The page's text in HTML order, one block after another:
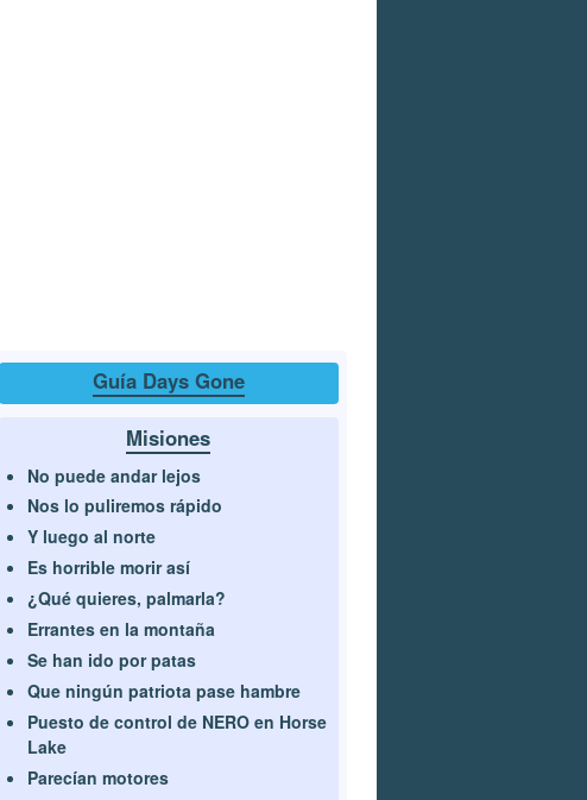
Guía Days Gone
Misiones
No puede andar lejos
Nos lo puliremos rápido
Y luego al norte
Es horrible morir así
¿Qué quieres, palmarla?
Errantes en la montaña
Se han ido por patas
Que ningún patriota pase hambre
Puesto de control de NERO en Horse
Lake
Parecían motores